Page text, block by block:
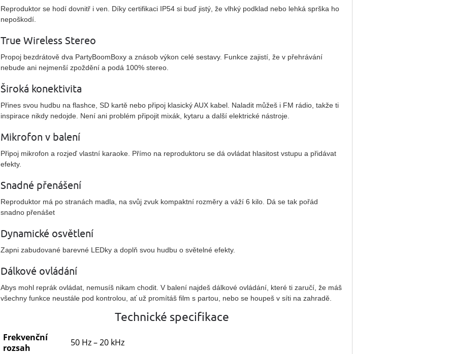
Reproduktor se hodí dovnitř i ven. Díky certifikaci IP54 si buď jistý, že vlhký podklad nebo lehká sprška ho
nepoškodí.
True Wireless Stereo
Propoj bezdrátově dva PartyBoomBoxy a znásob výkon celé sestavy. Funkce zajistí, že v přehrávání
nebude ani nejmenší zpoždění a podá 100% stereo.
Široká konektivita
Přines svou hudbu na flashce, SD kartě nebo připoj klasický AUX kabel. Naladit můžeš i FM rádio, takže ti
inspirace nikdy nedojde. Není ani problém připojit mixák, kytaru a další elektrické nástroje.
Mikrofon v balení
Připoj mikrofon a rozjeď vlastní karaoke. Přímo na reproduktoru se dá ovládat hlasitost vstupu a přidávat
efekty.
Snadné přenášení
Reproduktor má po stranách madla, na svůj zvuk kompaktní rozměry a váží 6 kilo. Dá se tak pořád
snadno přenášet
Dynamické osvětlení
Zapni zabudované barevné LEDky a doplň svou hudbu o světelné efekty.
Dálkové ovládání
Abys mohl reprák ovládat, nemusíš nikam chodit. V balení najdeš dálkové ovládání, které ti zaručí, že máš
všechny funkce neustále pod kontrolou, ať už promítáš film s partou, nebo se houpeš v síti na zahradě.
Technické specifikace
Frekvenční
rozsah
50 Hz – 20 kHz